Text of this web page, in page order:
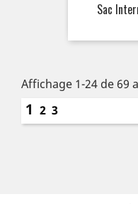
Sac
Affichage 1-24 de 69
1 2 3